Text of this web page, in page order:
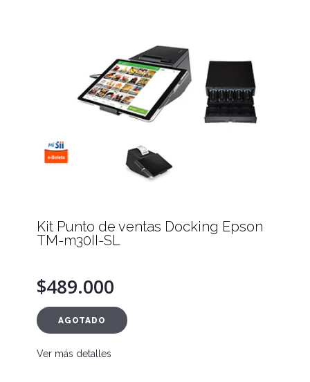
Kit Punto de ventas Docking Epson
TM-m30II-SL
$489.000
AGOTADO
Ver más detalles